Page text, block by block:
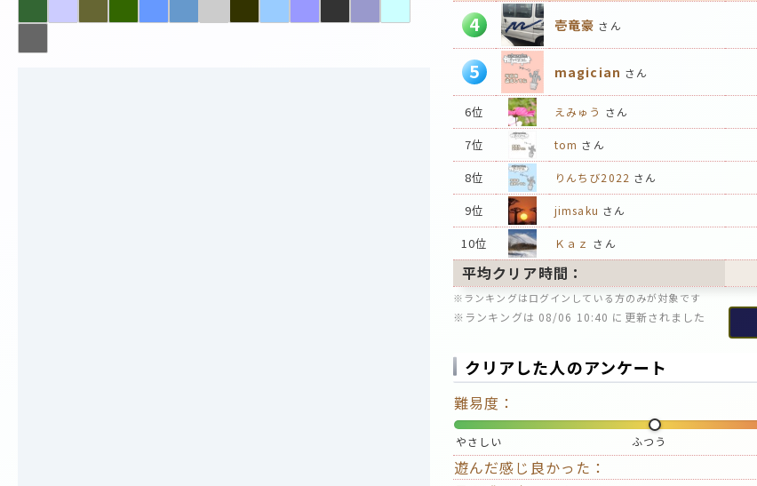
4 壱竜豪 さん
5 magician さん
6位 えみゅう さん
7位 tom さん
8位 りんちび2022 さん
9位 jimsaku さん
10位 Ｋａｚ さん
平均クリア時間：
※ランキングはログインしている方のみが対象です
※ランキングは 08/06 10:40 に更新されました
クリアした人のアンケート
難易度：
やさしい ふつう
遊んだ感じ良かった：